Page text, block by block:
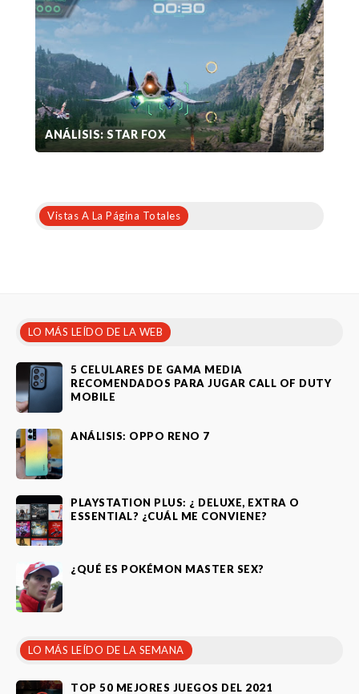
ANÁLISIS: STAR FOX
Vistas A La Página Totales
LO MÁS LEÍDO DE LA WEB
5 CELULARES DE GAMA MEDIA
RECOMENDADOS PARA JUGAR CALL OF DUTY
MOBILE
ANÁLISIS: OPPO RENO 7
PLAYSTATION PLUS: ¿ DELUXE, EXTRA O
ESSENTIAL? ¿CUÁL ME CONVIENE?
¿QUÉ ES POKÉMON MASTER SEX?
LO MÁS LEÍDO DE LA SEMANA
TOP 50 MEJORES JUEGOS DEL 2021